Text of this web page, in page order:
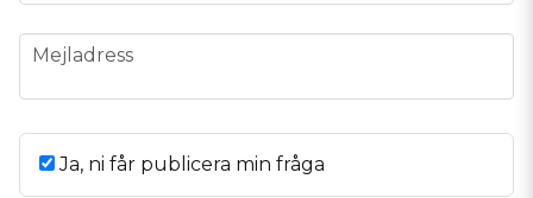
email
Mejladress
Ja, ni får publicera min fråga